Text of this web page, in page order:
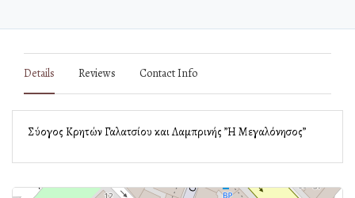
Details Reviews Contact Info
Σύλλογος Κρητών Γαλατσίου και Λαμπρινής ”Η Μεγαλόνησος”